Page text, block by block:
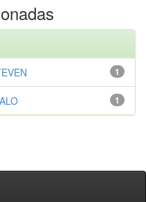
1
1